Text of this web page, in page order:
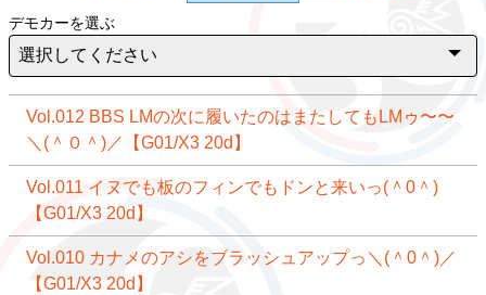
デモカーを選ぶ
Vol.012 BBS LMの次に履いたのはまたしてもLMゥ〜〜
＼(＾０＾)／【G01/X3 20d】
Vol.011 イヌでも板のフィンでもドンと来いっ(＾0＾)
【G01/X3 20d】
Vol.010 カナメのアシをブラッシュアップっ＼(＾0＾)／
【G01/X3 20d】